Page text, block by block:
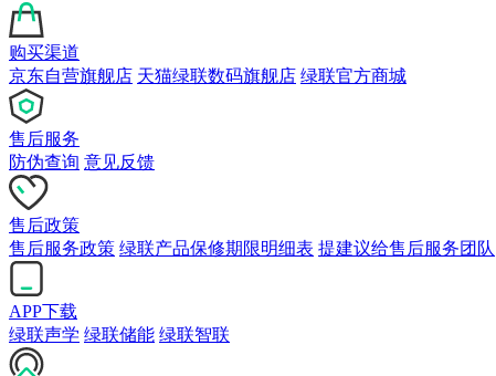
购买渠道
京东自营旗舰店 天猫绿联数码旗舰店 绿联官方商城
售后服务
防伪查询 意见反馈
售后政策
售后服务政策 绿联产品保修期限明细表 提建议给售后服务团队
APP下载
绿联声学 绿联储能 绿联智联